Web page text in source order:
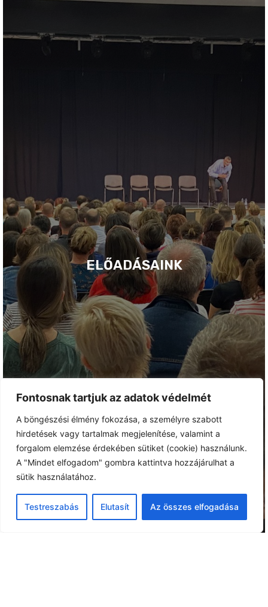
Fontosnak tartjuk az adatok védelmét
A böngészési élmény fokozása, a személyre szabott
hirdetések vagy tartalmak megjelenítése, valamint a
forgalom elemzése érdekében sütiket (cookie) használunk.
A "Mindet elfogadom" gombra kattintva hozzájárulhat a
sütik használatához.
Testreszabás Elutasít Az összes elfogadása
ELŐADÁSAINK